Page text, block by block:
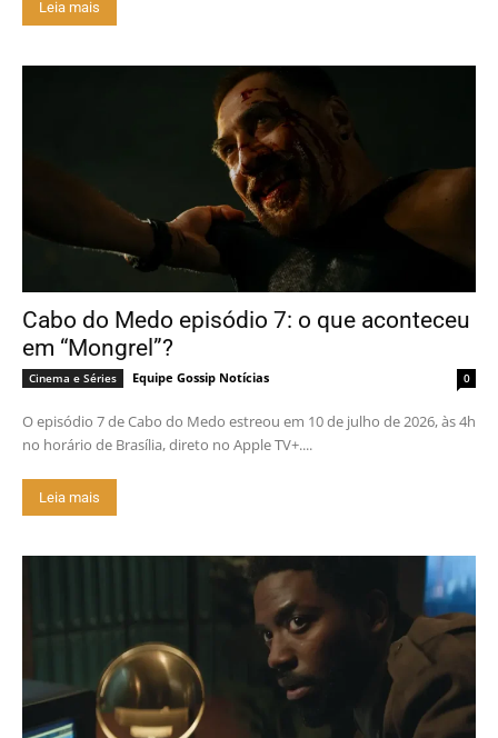
Leia mais
Cabo do Medo episódio 7: o que aconteceu
em “Mongrel”?
Cinema e Séries Equipe Gossip Notícias 0
O episódio 7 de Cabo do Medo estreou em 10 de julho de 2026, às 4h
no horário de Brasília, direto no Apple TV+....
Leia mais